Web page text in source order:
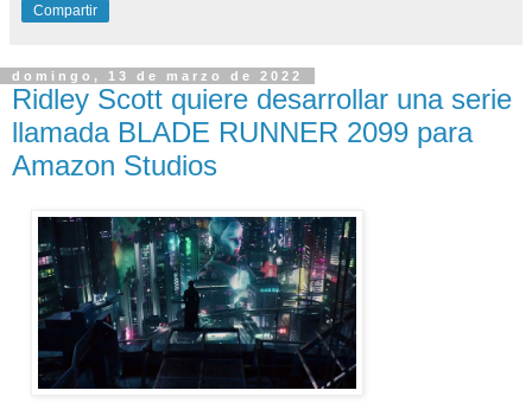
Compartir
domingo, 13 de marzo de 2022
Ridley Scott quiere desarrollar una serie
llamada BLADE RUNNER 2099 para
Amazon Studios